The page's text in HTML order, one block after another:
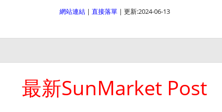
網站連結| 直接落單| 更新:2024-06-13
最新SunMarket Post